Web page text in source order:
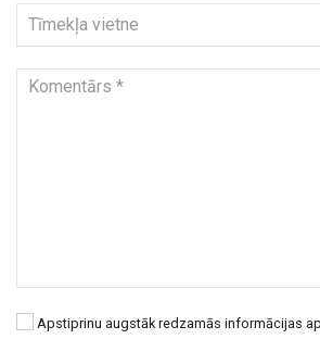
Apstiprinu augstāk redzamās informācijas